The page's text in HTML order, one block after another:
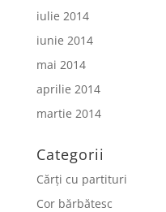
iulie 2014
iunie 2014
mai 2014
aprilie 2014
martie 2014
Categorii
Cărți cu partituri
Cor bărbătesc